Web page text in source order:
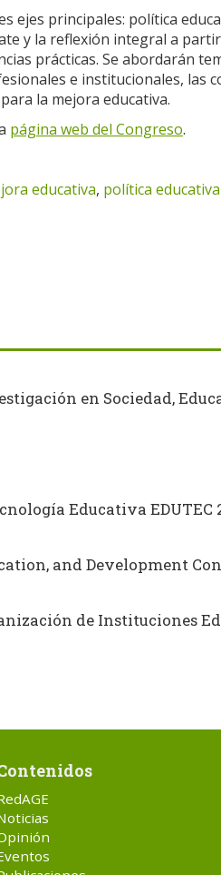
ejes principales: política
y la reflexión integral a
prácticas. Se abordarán
e institucionales, las
la mejora educativa.
página web del Congreso.
educativa, política educativa
en Sociedad,
Educativa EDUTEC
and Development
de Instituciones